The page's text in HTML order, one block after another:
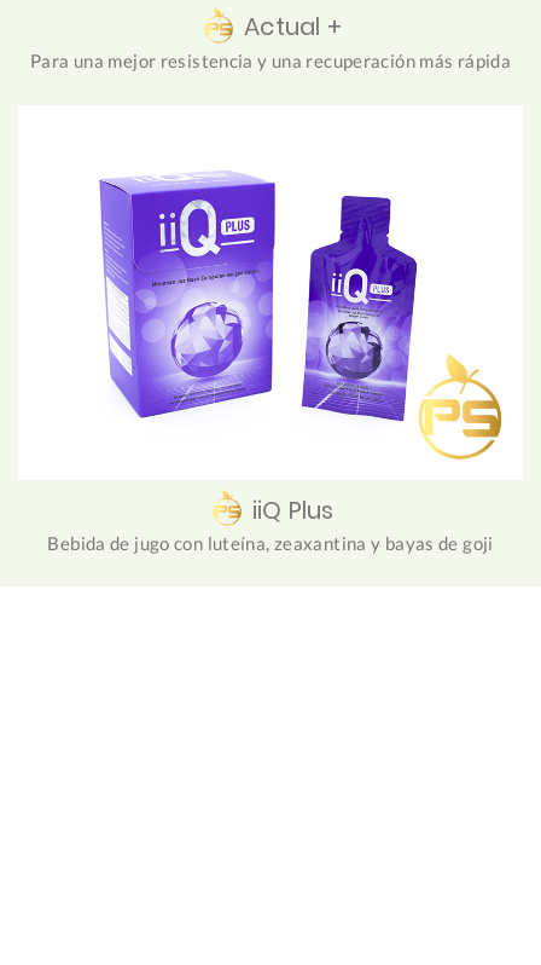
Actual +
Para una mejor resistencia y una recuperación más rápida
iiQ Plus
Bebida de jugo con luteína, zeaxantina y bayas de goji